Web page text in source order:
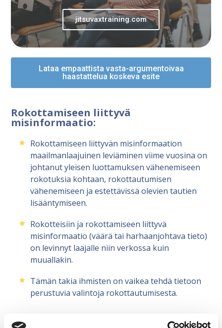
jitsuvaxtraining.com
Lataa empaattista vasta-argumentoivaa
haastattelua koskeva esite
Rokottamiseen liittyvä
misinformaatio:
Rokottamiseen liittyvän misinformaation
maailmanlaajuinen leviäminen viime vuosina on
johtanut yleisen luottamuksen vähenemiseen
rokotuksia kohtaan, rokottautumisen
vähenemiseen ja estettävissä olevien tautien
lisääntymiseen.
Rokotteisiin ja rokottamiseen liittyvä
misinformaatio (väärä tai harhaanjohtava tieto)
on levinnyt laajalle niin verkossa kuin
muuallakin.
Tämän takia ihmisten on vaikea tehdä tietoon
perustuvia valintoja rokottautumisesta.